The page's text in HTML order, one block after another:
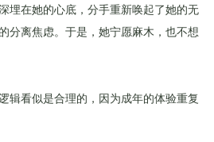
埋在她的心底，分手重新唤起了她的无
分离焦虑。于是，她宁愿麻木，也不想
辑看似是合理的，因为成年的体验重复